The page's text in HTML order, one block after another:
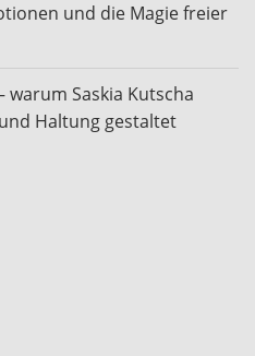
und die Magie freier
warum Saskia Kutscha
Haltung gestaltet